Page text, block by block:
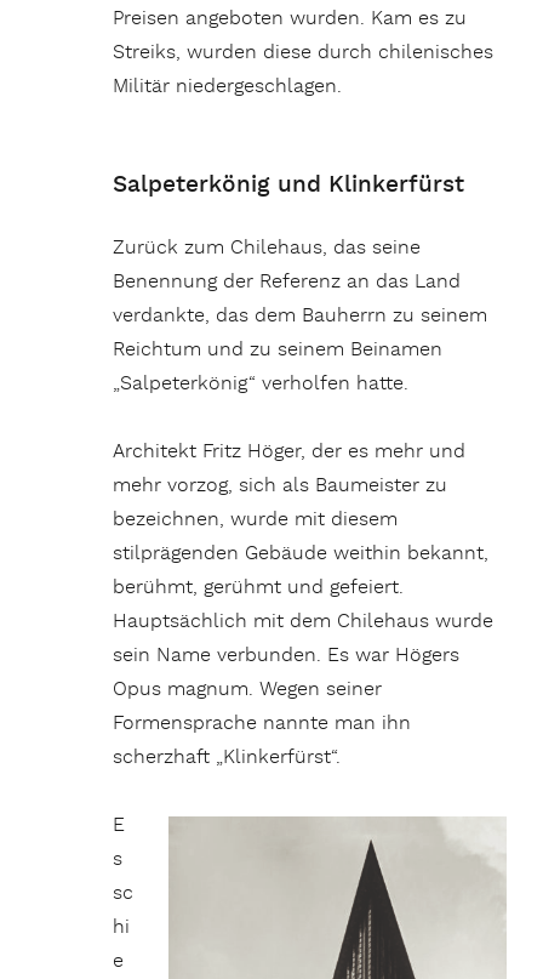
Preisen angeboten wurden. Kam es zu
Streiks, wurden diese durch chilenisches
Militär niedergeschlagen.
Salpeterkönig und Klinkerfürst
Zurück zum Chilehaus, das seine
Benennung der Referenz an das Land
verdankte, das dem Bauherrn zu seinem
Reichtum und zu seinem Beinamen
„Salpeterkönig“ verholfen hatte.
Architekt Fritz Höger, der es mehr und
mehr vorzog, sich als Baumeister zu
bezeichnen, wurde mit diesem
stilprägenden Gebäude weithin bekannt,
berühmt, gerühmt und gefeiert.
Hauptsächlich mit dem Chilehaus wurde
sein Name verbunden. Es war Högers
Opus magnum. Wegen seiner
Formensprache nannte man ihn
scherzhaft „Klinkerfürst“.
E
s
sc
hi
e